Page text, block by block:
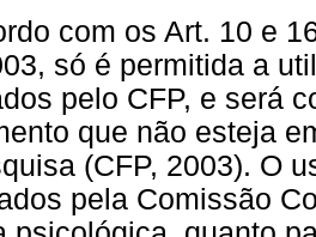
com os Art. 10 e
só é permitida a
pelo CFP, e será
que não esteja
(CFP, 2003). O
pela Comissão